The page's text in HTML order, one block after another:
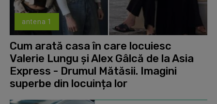
antena 1
Cum arată casa în care locuiesc
Valerie Lungu și Alex Gâlcă de la Asia
Express - Drumul Mătăsii. Imagini
superbe din locuința lor